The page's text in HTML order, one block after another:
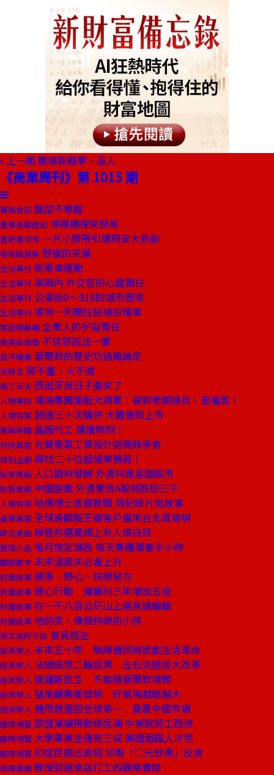
上一期 職場新顯學，品人
《商業周刊》第 1015 期
饕姊食記 酸菜不寒酸
董事長嬉遊記 停機棚裡來辦桌
重新看世界 一片小膠帶引爆飛安大悲劇
發現酷建築 野蠻的茶屋
生活專刊 新乘車運動
生活專刊 車廂內 外交官的心靈獨白
生活專刊 公車迷0～918的城市歷險
生活專刊 等待一列開往秘境的慢車
客座總編輯 企業人的宇宙責任
商場自慢塾 不信邪孤注一擲
星河隨筆 葉爾欽的歷史功過難論定
去梯言 薪不盡，火不滅
馬丁沃夫 西班牙苦日子要來了
人物專訪 鴻海集團面板大將軍：被郭老闆操兵，是福氣！
人物特寫 超過三十次購併 大膽借殼上市
焦點新聞 晶圓代工 選邊時刻！
科技風雲 光寶要靠工業設計拋開競爭者
特別企劃 尋找二十位超級業務員！
投資焦點 人口題材發酵 外資叫進星國股市
投資焦點 中國股瘋 外資警告A股將跌回三千
人物特寫 哈佛博士放棄教職 用紀錄片說故事
產業風雲 全球房顧股王被客戶逼來台北買商辦
政治焦點 綠營初選風頭上有人搞白目
管理小品 每月排定課表 每天集體讀書半小時
關鍵數字 未來溫度未必會上升
封面故事 競爭、野心、快樂秘方
封面故事 健心行動 讓獲利三年增加五倍
封面故事 在一千八百公尺山上遇見總編輯
封面故事 他的笑，像個快樂的小孩
英文無所不談 意見相左
經濟學人 未來五十年 無線通訊將掀起生活革命
經濟學人 法總統第二輪投票 左右派避談大改革
經濟學人 俄羅斯民主 不能隨葉爾欽埋葬
經濟學人 猛推續集衝首映 好萊塢越賭越大
經濟學人 通用想重回全球第一 要靠中國市場
國際視窗 歐盟東擴帶動移民潮 中東歐勞工西流
國際視窗 大學畢業生僅有三成 美國面臨人才荒
國際視窗 印度民間出奇招 印製「○元鈔票」反貪
商周書摘 教授到速食店打工的觀察實錄